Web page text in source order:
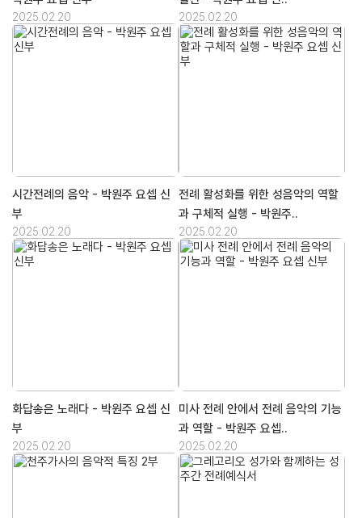
2025.02.20 2025.02.20
시간전례의 음악 - 박원주 요셉 신
부
2025.02.20
전례 활성화를 위한 성음악의 역할
과 구체적 실행 - 박원주..
2025.02.20
화답송은 노래다 - 박원주 요셉 신
부
2025.02.20
미사 전례 안에서 전례 음악의 기능
과 역할 - 박원주 요셉..
2025.02.20